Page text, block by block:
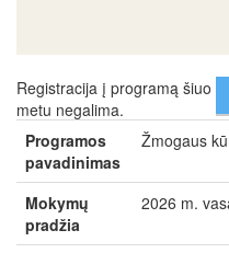
Registracija į programą šiuo
metu negalima.
Programos
pavadinimas
Žmogaus
Mokymų
pradžia
2026 m.